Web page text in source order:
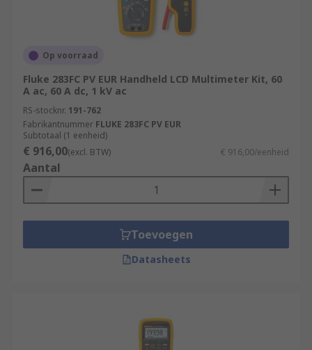
Op voorraad
Fluke 283FC PV EUR Handheld LCD Multimeter Kit, 60
A ac, 60 A dc, 1 kV ac
RS-stocknr. 191-762
Fabrikantnummer FLUKE 283FC PV EUR
Subtotaal (1 eenheid)
€ 916,00(excl. BTW) € 916,00/eenheid
Aantal
Toevoegen
Datasheets